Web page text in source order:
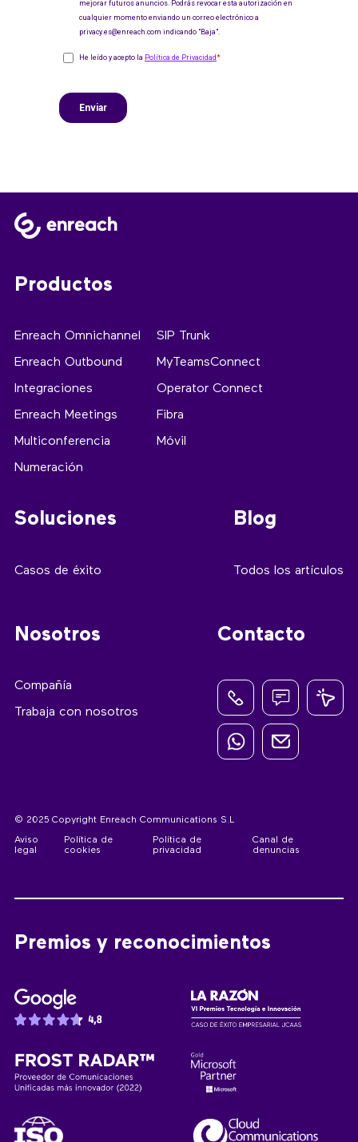
Productos
Enreach Omnichannel
Enreach Outbound
Integraciones
Enreach Meetings
Multiconferencia
Numeración
SIP Trunk
MyTeamsConnect
Operator Connect
Fibra
Móvil
Soluciones
Casos de éxito
Blog
Todos los artículos
Nosotros
Compañía
Trabaja con nosotros
Contacto
© 2025 Copyright Enreach Communications S.L
Aviso
legal
Política de
cookies
Política de
privacidad
Canal de
denuncias
Premios y reconocimientos